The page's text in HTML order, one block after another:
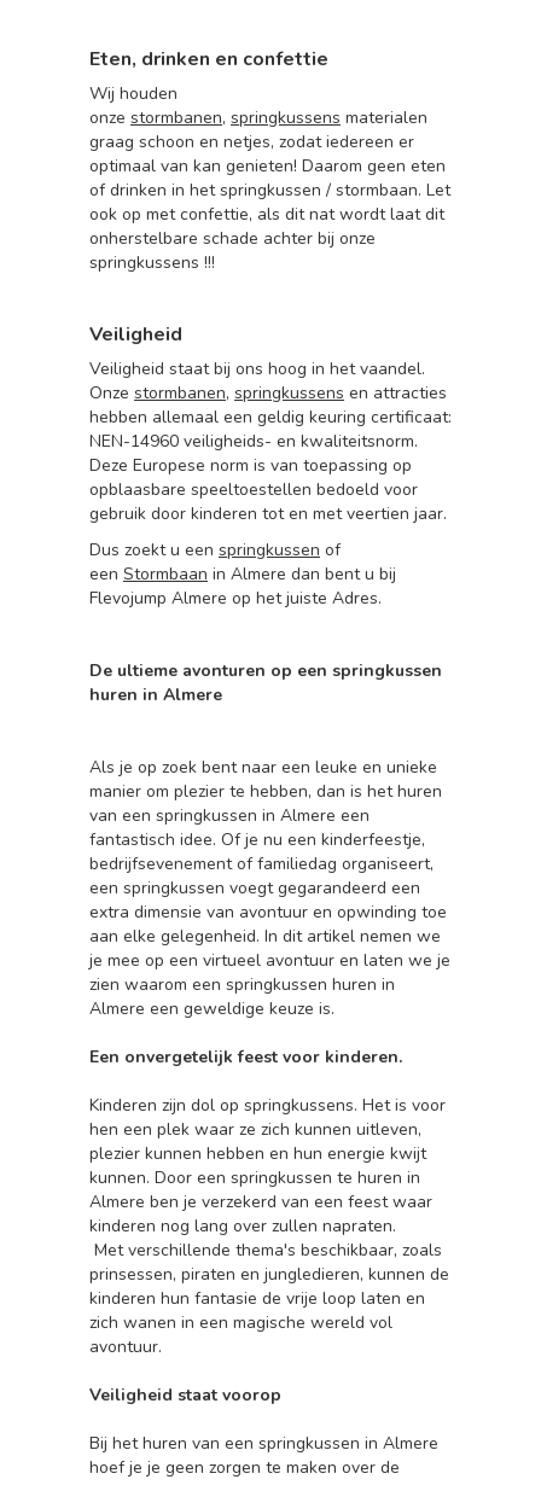
Eten, drinken en confettie
Wij houden
onze stormbanen, springkussens materialen
graag schoon en netjes, zodat iedereen er
optimaal van kan genieten! Daarom geen eten
of drinken in het springkussen / stormbaan. Let
ook op met confettie, als dit nat wordt laat dit
onherstelbare schade achter bij onze
springkussens !!!
Veiligheid
Veiligheid staat bij ons hoog in het vaandel.
Onze stormbanen, springkussens en attracties
hebben allemaal een geldig keuring certificaat:
NEN-14960 veiligheids- en kwaliteitsnorm.
Deze Europese norm is van toepassing op
opblaasbare speeltoestellen bedoeld voor
gebruik door kinderen tot en met veertien jaar.
Dus zoekt u een springkussen of
een Stormbaan in Almere dan bent u bij
Flevojump Almere op het juiste Adres.
De ultieme avonturen op een springkussen
huren in Almere
Als je op zoek bent naar een leuke en unieke
manier om plezier te hebben, dan is het huren
van een springkussen in Almere een
fantastisch idee. Of je nu een kinderfeestje,
bedrijfsevenement of familiedag organiseert,
een springkussen voegt gegarandeerd een
extra dimensie van avontuur en opwinding toe
aan elke gelegenheid. In dit artikel nemen we
je mee op een virtueel avontuur en laten we je
zien waarom een springkussen huren in
Almere een geweldige keuze is.
Een onvergetelijk feest voor kinderen.
Kinderen zijn dol op springkussens. Het is voor
hen een plek waar ze zich kunnen uitleven,
plezier kunnen hebben en hun energie kwijt
kunnen. Door een springkussen te huren in
Almere ben je verzekerd van een feest waar
kinderen nog lang over zullen napraten.
Met verschillende thema's beschikbaar, zoals
prinsessen, piraten en jungledieren, kunnen de
kinderen hun fantasie de vrije loop laten en
zich wanen in een magische wereld vol
avontuur.
Veiligheid staat voorop
Bij het huren van een springkussen in Almere
hoef je je geen zorgen te maken over de